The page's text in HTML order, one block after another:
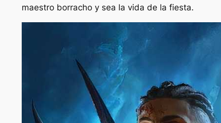
maestro borracho y sea la vida de la fiesta.